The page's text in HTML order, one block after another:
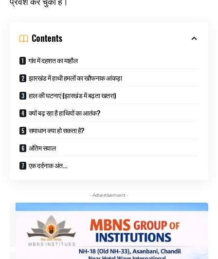
Contents
गांव में दहशत का माहौल
झारखंड में हाथी हमलों का खौफनाक आंकड़ा
हाल की घटनाएं (झारखंड में बढ़ता खतरा)
क्यों बढ़ रहा है हाथियों का आतंक?
समाधान क्या हो सकता है?
अंतिम सवाल
एक दर्दनाक अंत…
- Advertisement -